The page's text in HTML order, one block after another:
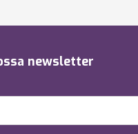
newsletter